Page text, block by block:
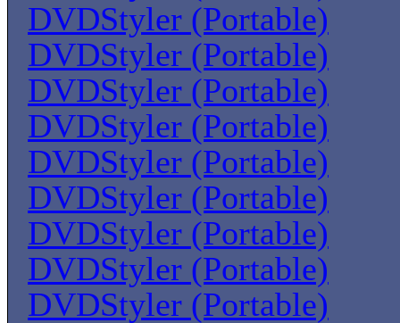
DVDStyler (Portable)
DVDStyler (Portable)
DVDStyler (Portable)
DVDStyler (Portable)
DVDStyler (Portable)
DVDStyler (Portable)
DVDStyler (Portable)
DVDStyler (Portable)
DVDStyler (Portable)